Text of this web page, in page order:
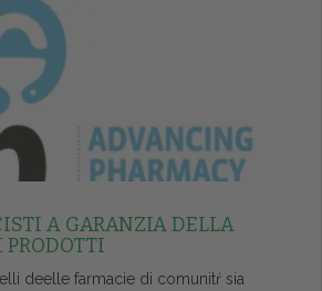
A GARANZIA DELLA
deelle farmacie di comunitŕ sia